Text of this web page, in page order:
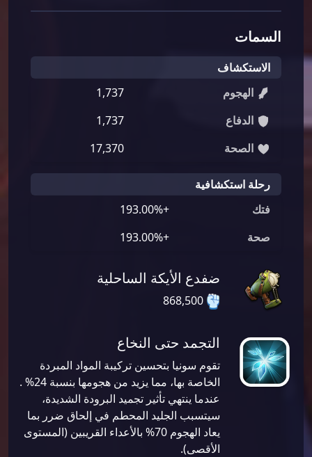
السمات
الاستكشاف
الهجوم
1,737
الدفاع
1,737
الصحة
17,370
رحلة استكشافية
فتك
+193.00%
صحة
+193.00%
ضفدع الأيكة الساحلية
التجمد حتى النخاع
تقوم سونيا بتحسين تركيبة المواد المبردة
الخاصة بها، مما يزيد من هجومها بنسبة 24% .
عندما ينتهي تأثير تجميد البرودة الشديدة،
سيتسبب الجليد المحطم في إلحاق ضرر بما
يعاد الهجوم 70% بالأعداء القريبين (المستوى
الأقصى).